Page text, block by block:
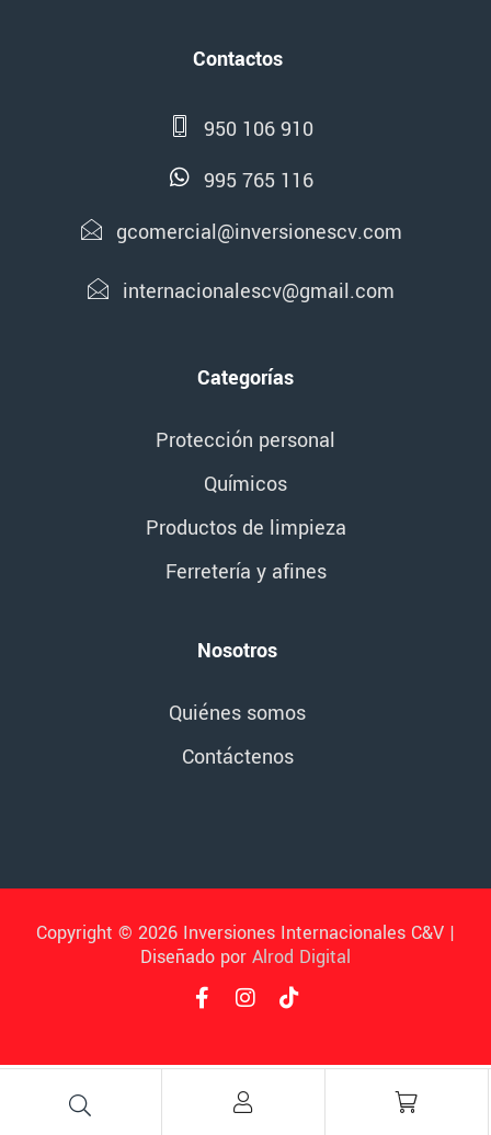
Contactos
950 106 910
995 765 116
gcomercial@inversionescv.com
internacionalescv@gmail.com
Categorías
Protección personal
Químicos
Productos de limpieza
Ferretería y afines
Nosotros
Quiénes somos
Contáctenos
Copyright © 2026 Inversiones Internacionales C&V |
Diseñado por Alrod Digital